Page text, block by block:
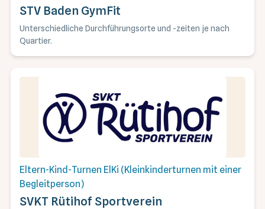
STV Baden GymFit
Unterschiedliche Durchführungsorte und -zeiten je nach
Quartier.
SVKT Rütihof Sportverein
Eltern-Kind-Turnen ElKi (Kleinkinderturnen mit einer
Begleitperson)